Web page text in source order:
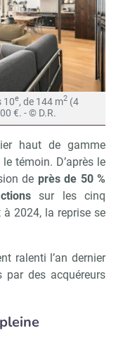
10e, de 144 m2 (4
€. - © D.R.
haut de gamme
témoin. D’après le
de près de 50 %
sur les cinq
2024, la reprise se
ralenti l’an dernier
par des acquéreurs